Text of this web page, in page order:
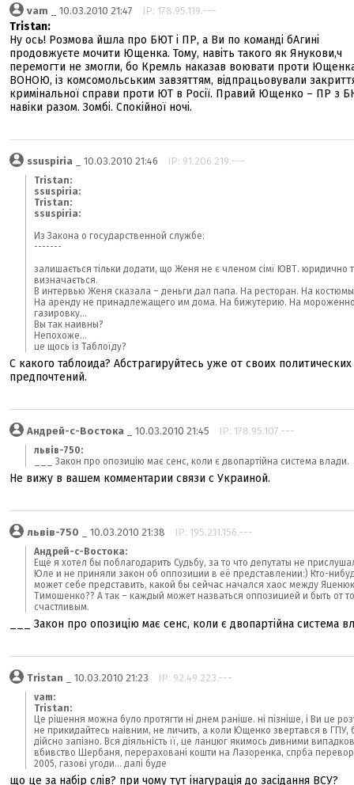
vam _ 10.03.2010 21:47 IP: 178.95.119.---
Tristan:
Ну ось! Розмова йшла про БЮТ і ПР, а Ви по команді бАгині
продовжуєте мочити Ющенка. Тому, навіть такого як Янукови,ч
перемогти не змогли, бо Кремль наказав воювати проти
ВОНОЮ, із комсомольським завзяттям, відпрацьовували
кримінальної справи проти ЮТ в Росії. Правий Ющенко – ПР з
навіки разом. Зомбі. Спокійної ночі.
ssuspiria _ 10.03.2010 21:46 IP: 91.206.219.---
Tristan:
ssuspiria:
Tristan:
ssuspiria:
Из Закона о государственной службе:
-------
залишається тільки додати, що Женя не є членом сімї ЮВТ. юридично
визначається.
В интервью Женя сказала – деньги дал папа. На ресторан. На
На аренду не принадлежащего им дома. На бижутерию. На
газировку...
Вы так наивны?
Непохоже...
це щось із Таблоїду?
С какого таблоида? Абстрагируйтесь уже от своих политических
предпочтений.
Андрей-с-Востока _ 10.03.2010 21:45 IP: 178.95.107.---
львів-750:
___ Закон про опозицію має сенс, коли є двопартійна система влади.
Не вижу в вашем комментарии связи с Украиной.
львів-750 _ 10.03.2010 21:38 IP: 195.211.156.---
Андрей-с-Востока:
Ещё я хотел бы поблагодарить Судьбу, за то что депутаты не
Юле и не приняли закон об оппозиции в её представлении:) Кто-
может себе представить, какой бы сейчас начался хаос между
Тимошенко?? А так – каждый может назваться оппозицией и быть от
счастливым.
___ Закон про опозицію має сенс, коли є двопартійна система
Tristan _ 10.03.2010 21:23 IP: 92.49.223.---
vam:
Tristan:
Це рішення можна було протягти ні днем раніше. ні пізніше, і Ви це
не прикидайтесь наівним, не личить, а коли Ющенко звертався в ГПУ,
дійсно запізно. Вся діяльність її, це ланцюг якимось дивними
вбивство Щербаня, перераховані кошти на Лазоренка, спрба
2005, газові угоди... далі буде
що це за набір слів? при чому тут інагурація до засідання ВСУ?